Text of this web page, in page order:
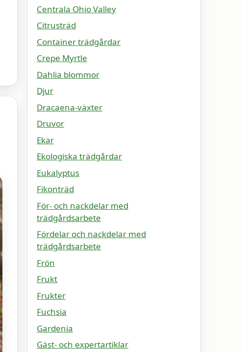
Centrala Ohio Valley
Citrusträd
Container trädgårdar
Crepe Myrtle
Dahlia blommor
Djur
Dracaena-växter
Druvor
Ekar
Ekologiska trädgårdar
Eukalyptus
Fikonträd
För- och nackdelar med
trädgårdsarbete
Fördelar och nackdelar med
trädgårdsarbete
Frön
Frukt
Frukter
Fuchsia
Gardenia
Gäst- och expertartiklar